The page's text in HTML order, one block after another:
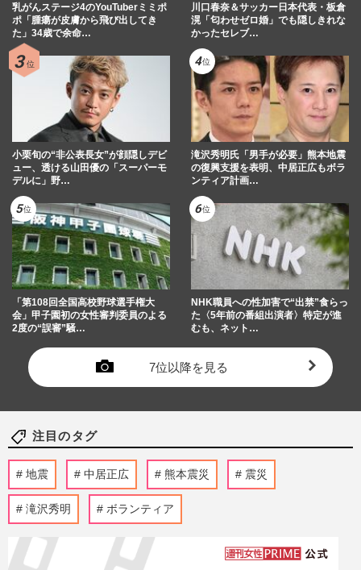
乳がんステージ4のYouTuberミミポ
ポ「腫瘍が皮膚から飛び出してき
た」34歳で余命…
川口春奈＆サッカー日本代表・板倉
滉「匂わせゼロ婚」でも隠しきれな
かったセレブ…
小栗旬の“非公表長女”が顔隠しデビ
ュー、透ける山田優の「スーパーモ
デルに」野…
滝沢秀明氏「男手が必要」熊本地震
の復興支援を表明、中居正広もボラ
ンティア計画…
「第108回全国高校野球選手権大
会」甲子園初の女性審判委員のよる
2度の“誤審”騒…
NHK職員への性加害で“出禁”食らっ
た〈5年前の番組出演者〉特定が進
むも、ネット…
7位以降を見る
注目のタグ
地震 中居正広 熊本震災 震災
滝沢秀明 ボランティア